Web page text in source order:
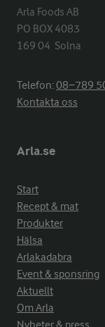
Arla Foods AB
PO BOX 4083
169 04  Solna
Telefon:08−789
Kontakta oss
Arla.se
Start
Recept & mat
Produkter
Hälsa
Arlakadabra
Event & sponsring
Aktuellt
Om Arla